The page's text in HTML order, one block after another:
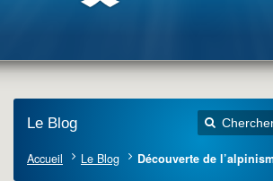
Le Blog
Accueil Le Blog Découverte de